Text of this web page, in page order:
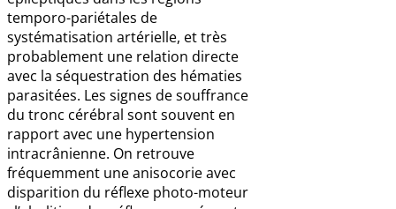
temporo-pariétales de
systématisation artérielle, et très
probablement une relation directe
avec la séquestration des hématies
parasitées. Les signes de souffrance
du tronc cérébral sont souvent en
rapport avec une hypertension
intracrânienne. On retrouve
fréquemment une anisocorie avec
disparition du réflexe photo-moteur